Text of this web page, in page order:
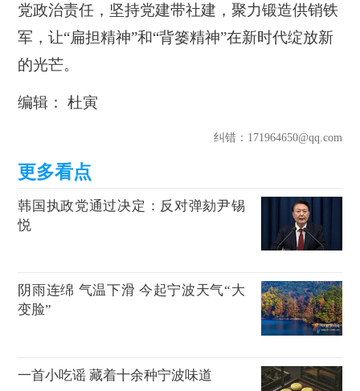
党政治责任，坚持党建带社建，聚力锻造供销铁
军，让“扁担精神”和“背篓精神”在新时代绽放新
的光芒。
编辑： 杜寅
纠错：171964650@qq.com
韩国执政党通过决定：反对弹劾尹锡
悦
阴雨连绵 气温下滑 今起宁波天气“大
变脸”
一首小吃谣 藏着十余种宁波味道